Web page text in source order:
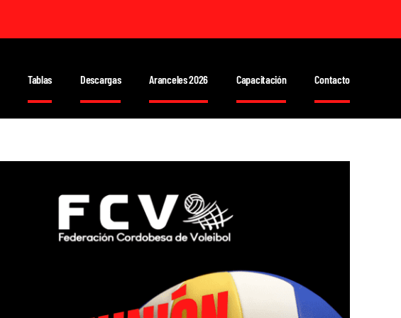
Tablas Descargas Aranceles 2026 Capacitación Contacto